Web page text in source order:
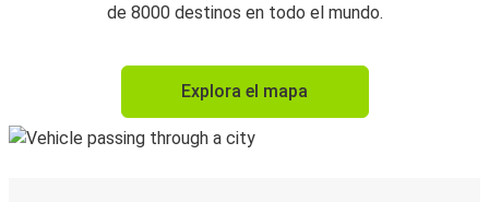
de 8000 destinos en todo el mundo.
Explora el mapa